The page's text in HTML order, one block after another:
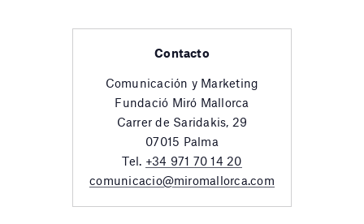
Contacto
Comunicación y Marketing
Fundació Miró Mallorca
Carrer de Saridakis, 29
07015 Palma
Tel. +34 971 70 14 20
comunicacio@miromallorca.com